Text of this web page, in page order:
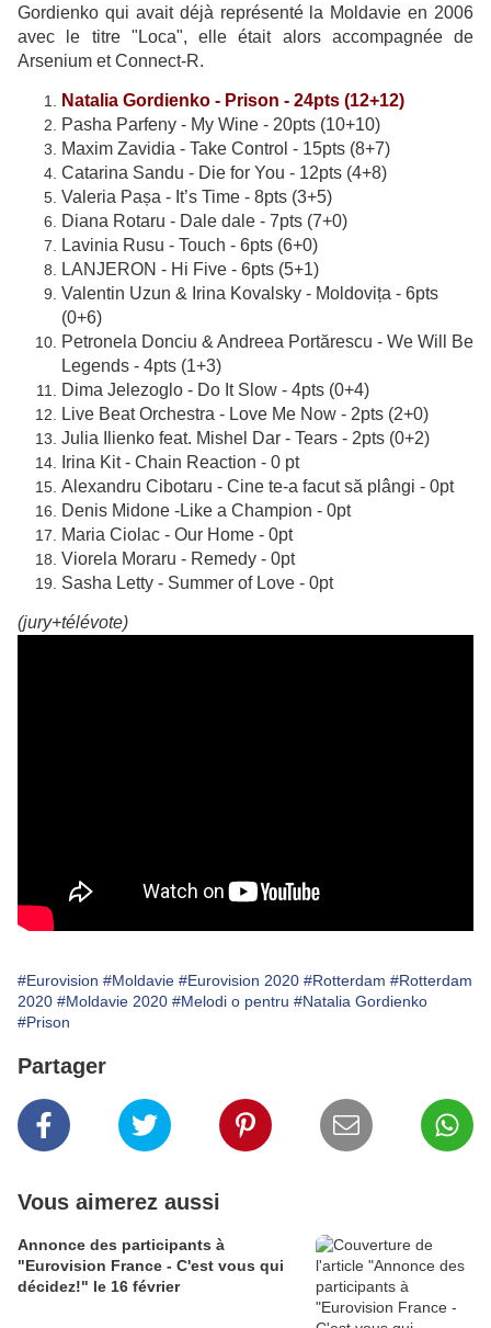
Gordienko qui avait déjà représenté la Moldavie en 2006
avec le titre "Loca", elle était alors accompagnée de
Arsenium et Connect-R.
Natalia Gordienko - Prison - 24pts (12+12)
Pasha Parfeny - My Wine - 20pts (10+10)
Maxim Zavidia - Take Control - 15pts (8+7)
Catarina Sandu - Die for You - 12pts (4+8)
Valeria Pașa - It’s Time - 8pts (3+5)
Diana Rotaru - Dale dale - 7pts (7+0)
Lavinia Rusu - Touch - 6pts (6+0)
LANJERON - Hi Five - 6pts (5+1)
Valentin Uzun & Irina Kovalsky - Moldovița - 6pts
(0+6)
Petronela Donciu & Andreea Portărescu - We Will Be
Legends - 4pts (1+3)
Dima Jelezoglo - Do It Slow - 4pts (0+4)
Live Beat Orchestra - Love Me Now - 2pts (2+0)
Julia Ilienko feat. Mishel Dar - Tears - 2pts (0+2)
Irina Kit - Chain Reaction - 0 pt
Alexandru Cibotaru - Cine te-a facut să plângi - 0pt
Denis Midone -Like a Champion - 0pt
Maria Ciolac - Our Home - 0pt
Viorela Moraru - Remedy - 0pt
Sasha Letty - Summer of Love - 0pt
(jury+télévote)
#Eurovision #Moldavie #Eurovision 2020 #Rotterdam #Rotterdam
2020 #Moldavie 2020 #Melodi o pentru #Natalia Gordienko
#Prison
Partager
Vous aimerez aussi
Annonce des participants à
"Eurovision France - C'est vous qui
décidez!" le 16 février